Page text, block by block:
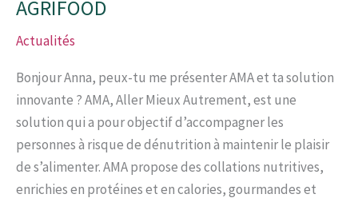
AGRIFOOD
Actualités
Bonjour Anna, peux-tu me présenter AMA et ta solution
innovante ? AMA, Aller Mieux Autrement, est une
solution qui a pour objectif d’accompagner les
personnes à risque de dénutrition à maintenir le plaisir
de s’alimenter. AMA propose des collations nutritives,
enrichies en protéines et en calories, gourmandes et